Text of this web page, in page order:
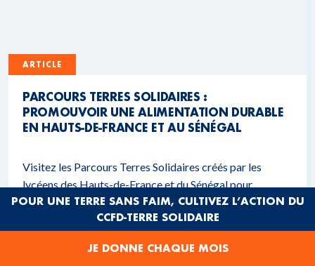
ARTICLE
PARCOURS TERRES SOLIDAIRES :
PROMOUVOIR UNE ALIMENTATION DURABLE
EN HAUTS-DE-FRANCE ET AU SÉNÉGAL
Visitez les Parcours Terres Solidaires créés par les
lycéens des Hauts-de-France et du Sénégal pour
découvrir l'alimentation durable !
17 FÉVRIER 2026
POUR UNE TERRE SANS FAIM, CULTIVEZ L’ACTION DU
CCFD-TERRE SOLIDAIRE
JE DONNE CHAQUE MOIS